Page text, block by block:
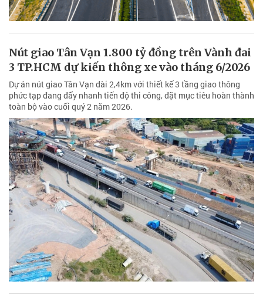
Nút giao Tân Vạn 1.800 tỷ đồng trên Vành đai
3 TP.HCM dự kiến thông xe vào tháng 6/2026
Dự án nút giao Tân Vạn dài 2,4km với thiết kế 3 tầng giao thông
phức tạp đang đẩy nhanh tiến độ thi công, đặt mục tiêu hoàn thành
toàn bộ vào cuối quý 2 năm 2026.